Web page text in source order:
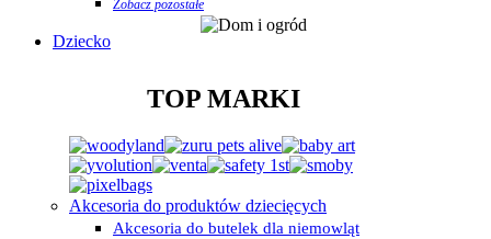
Zobacz pozostałe
Dziecko
TOP MARKI
Akcesoria do produktów dziecięcych
Akcesoria do butelek dla niemowląt